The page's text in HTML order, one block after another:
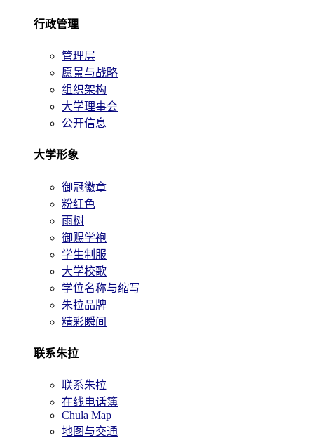
行政管理
管理层
愿景与战略
组织架构
大学理事会
公开信息
大学形象
御冠徽章
粉红色
雨树
御赐学袍
学生制服
大学校歌
学位名称与缩写
朱拉品牌
精彩瞬间
联系朱拉
联系朱拉
在线电话簿
Chula Map
地图与交通